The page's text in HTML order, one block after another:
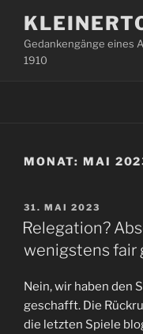
Inhalt
springenGedankengänge eines
1910
MONAT: MAI
VERÖFFENTLICHT
AM
31. MAI 2023
Relegation?
wenigstens fair
Nein, wir haben den
geschafft. Die
die letzten Spiele